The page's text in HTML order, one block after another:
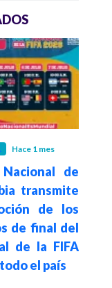
Hace 1 mes
de
transmite
de los
de final del
de la FIFA
el país